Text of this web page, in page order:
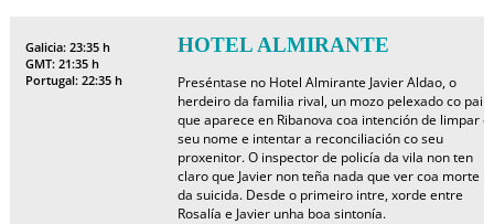
Galicia: 23:35 h
GMT: 21:35 h
Portugal: 22:35 h
HOTEL ALMIRANTE
Preséntase no Hotel Almirante Javier Aldao, o
herdeiro da familia rival, un mozo pelexado co pai e
que aparece en Ribanova coa intención de limpar o
seu nome e intentar a reconciliación co seu
proxenitor. O inspector de policía da vila non ten
claro que Javier non teña nada que ver coa morte
da suicida. Desde o primeiro intre, xorde entre
Rosalía e Javier unha boa sintonía.